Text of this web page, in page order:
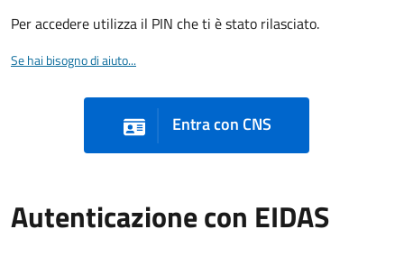
Per accedere utilizza il PIN che ti è stato rilasciato.
Se hai bisogno di aiuto...
Entra con CNS
Autenticazione con EIDAS